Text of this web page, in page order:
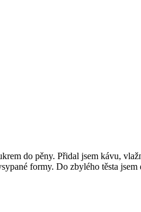
do pěny. Přidal jsem kávu,
formy. Do zbylého těsta